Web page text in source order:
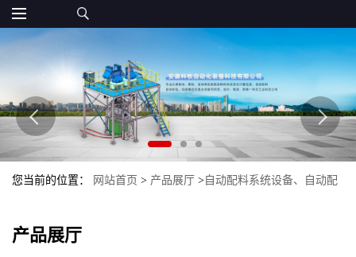
您当前的位置： 网站首页 > 产品展厅 > 自动配料系统设备、自动配
产品展厅